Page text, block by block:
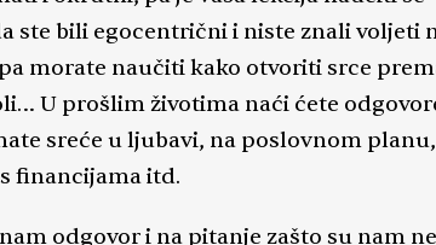
ste bili egocentrični i niste znali voljeti
morate naučiti kako otvoriti srce
U prošlim životima naći ćete
sreće u ljubavi, na poslovnom
financijama itd.
odgovor i na pitanje zašto su nam